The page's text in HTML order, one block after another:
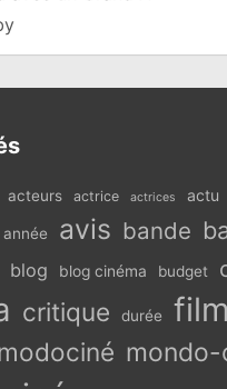
acteurs actrice actrices actu
année avis bande
blog blog cinéma budget
critique durée film
mondo-